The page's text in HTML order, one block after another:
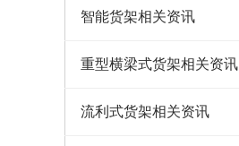
智能货架相关资讯
重型横梁式货架相关资讯
流利式货架相关资讯